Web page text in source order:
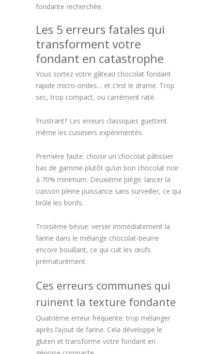
fondante recherchée.
Les 5 erreurs fatales qui
transforment votre
fondant en catastrophe
Vous sortez votre gâteau chocolat fondant
rapide micro-ondes… et c’est le drame. Trop
sec, trop compact, ou carrément raté.
Frustrant? Les erreurs classiques guettent
même les cuisiniers expérimentés.
Première faute: choisir un chocolat pâtissier
bas de gamme plutôt qu’un bon chocolat noir
à 70% minimum. Deuxième piège: lancer la
cuisson pleine puissance sans surveiller, ce qui
brûle les bords.
Troisième bévue: verser immédiatement la
farine dans le mélange chocolat-beurre
encore bouillant, ce qui cuit les œufs
prématurément.
Ces erreurs communes qui
ruinent la texture fondante
Quatrième erreur fréquente: trop mélanger
après l’ajout de farine. Cela développe le
gluten et transforme votre fondant en